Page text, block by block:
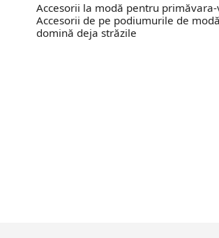
Accesorii la modă pentru
Accesorii de pe podiumurile de
domină deja străzile